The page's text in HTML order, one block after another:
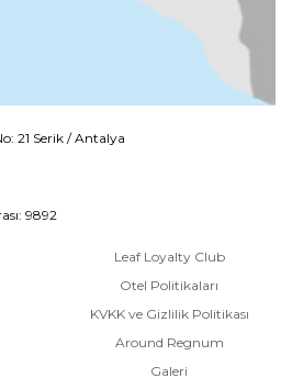
21 Serik / Antalya
9892
Leaf Loyalty Club
Otel Politikaları
KVKK ve Gizlilik Politikası
Around Regnum
Galeri